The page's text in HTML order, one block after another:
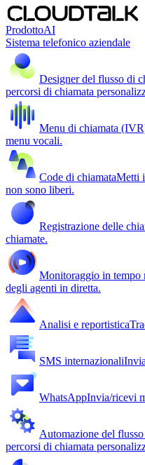
ProdottoAI
Sistema telefonico aziendale
Designer del flusso di
percorsi di chiamata
Menu di chiamata
menu vocali.
Code di chiamataMetti
non sono liberi.
Registrazione delle
chiamate.
Monitoraggio in tempo
degli agenti in diretta.
Analisi e reportistica
SMS internazionali
WhatsAppInvia/ricevi
Automazione del
percorsi di chiamata